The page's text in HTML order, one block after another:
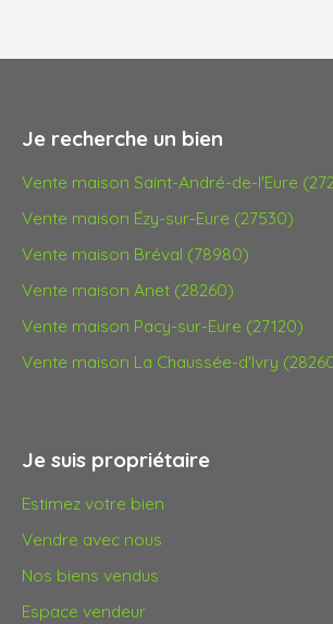
Je recherche un bien
Vente maison Saint-André-de-l'Eure
Vente maison Ézy-sur-Eure (27530)
Vente maison Bréval (78980)
Vente maison Anet (28260)
Vente maison Pacy-sur-Eure (27120)
Vente maison La Chaussée-d'Ivry
Je suis propriétaire
Estimez votre bien
Vendre avec nous
Nos biens vendus
Espace vendeur